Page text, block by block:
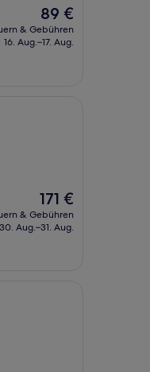
Der
Preis
beträgt
89 €
& Gebühren
16. Aug.–17. Aug.
Der
Preis
beträgt
171 €
& Gebühren
30. Aug.–31. Aug.